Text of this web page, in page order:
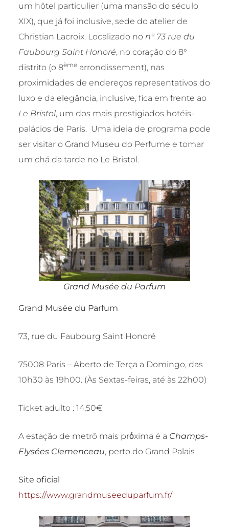
um hôtel particulier (uma mansão do século
XIX), que já foi inclusive, sede do atelier de
Christian Lacroix. Localizado no n° 73 rue du
Faubourg Saint Honoré, no coração do 8°
distrito (o 8ème arrondissement), nas
proximidades de endereços representativos do
luxo e da elegância, inclusive, fica em frente ao
Le Bristol, um dos mais prestigiados hotéis-
palácios de Paris. Uma ideia de programa pode
ser visitar o Grand Museu do Perfume e tomar
um chá da tarde no Le Bristol.
Grand Musée du Parfum
Grand Musée du Parfum
73, rue du Faubourg Saint Honoré
75008 Paris – Aberto de Terça a Domingo, das
10h30 às 19h00. (Às Sextas-feiras, até às 22h00)
Ticket adulto : 14,50€
A estação de metrô mais prόxima é a Champs-
Elysées Clemenceau, perto do Grand Palais
Site oficial
https://www.grandmuseeduparfum.fr/